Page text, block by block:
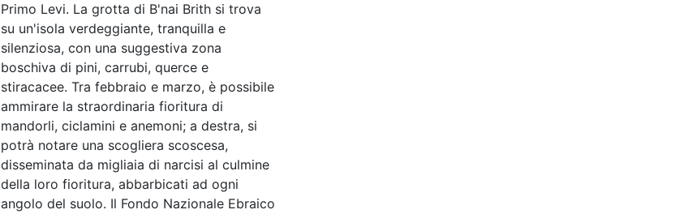
Primo Levi. La grotta di B'nai Brith si trova
su un'isola verdeggiante, tranquilla e
silenziosa, con una suggestiva zona
boschiva di pini, carrubi, querce e
stiracacee. Tra febbraio e marzo, è possibile
ammirare la straordinaria fioritura di
mandorli, ciclamini e anemoni; a destra, si
potrà notare una scogliera scoscesa,
disseminata da migliaia di narcisi al culmine
della loro fioritura, abbarbicati ad ogni
angolo del suolo. Il Fondo Nazionale Ebraico